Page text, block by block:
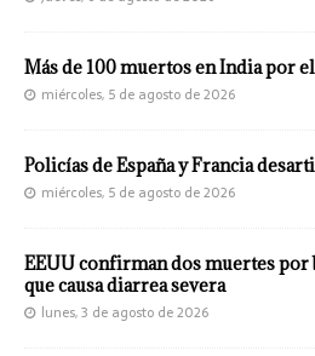
Más de 100 muertos en India por
miércoles, 5 de agosto de 2026
Policías de España y Francia
miércoles, 5 de agosto de 2026
EEUU confirman dos muertes
que causa diarrea severa
lunes, 3 de agosto de 2026